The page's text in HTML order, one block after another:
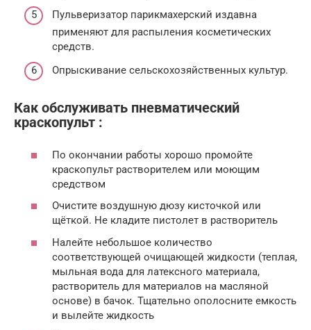
Пульверизатор парикмахерский издавна
применяют для распыления косметических
средств.
Опрыскивание сельскохозяйственных культур.
Как обслуживать пневматический
краскопульт :
По окончании работы хорошо промойте
краскопульт растворителем или моющим
средством
Очистите воздушную дюзу кисточкой или
щёткой. Не кладите пистолет в растворитель
Налейте небольшое количество
соответствующей очищающей жидкости (теплая,
мыльная вода для латексного материала,
растворитель для материалов на масляной
основе) в бачок. Тщательно ополосните емкость
и вылейте жидкость